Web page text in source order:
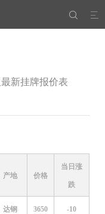


新挂牌报价表
产地 价格
当日涨
跌
达钢 3650 -10